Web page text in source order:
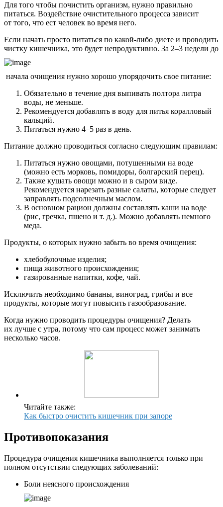
Для того чтобы почистить организм, нужно правильно
питаться. Воздействие очистительного процесса зависит
от того, что ест человек во время него.
Если начать просто питаться по какой-либо диете и проводить
чистку кишечника, это будет непродуктивно. За 2–3 недели до
начала очищения нужно хорошо упорядочить свое питание:
Обязательно в течение дня выпивать полтора литра
воды, не меньше.
Рекомендуется добавлять в воду для питья коралловый
кальций.
Питаться нужно 4–5 раз в день.
Питание должно проводиться согласно следующим правилам:
Питаться нужно овощами, потушенными на воде
(можно есть морковь, помидоры, болгарский перец).
Также кушать овощи можно и в сыром виде.
Рекомендуется нарезать разные салаты, которые следует
заправлять подсолнечным маслом.
В основном рацион должны составлять каши на воде
(рис, гречка, пшено и т. д.). Можно добавлять немного
меда.
Продукты, о которых нужно забыть во время очищения:
хлебобулочные изделия;
пища животного происхождения;
газированные напитки, кофе, чай.
Исключить необходимо бананы, виноград, грибы и все
продукты, которые могут повысить газообразование.
Когда нужно проводить процедуры очищения? Делать
их лучше с утра, потому что сам процесс может занимать
несколько часов.
Читайте также:
Как быстро очистить кишечник при запоре
Противопоказания
Процедура очищения кишечника выполняется только при
полном отсутствии следующих заболеваний:
Боли неясного происхождения